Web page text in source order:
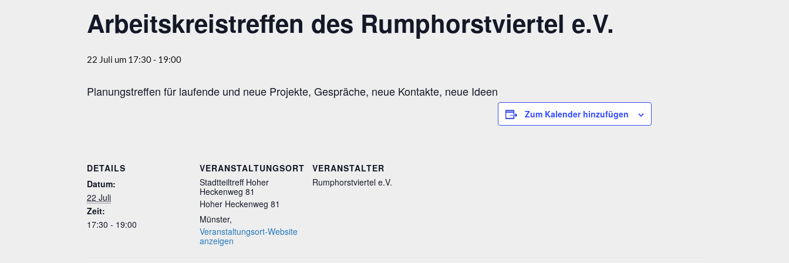
Arbeitskreistreffen des Rumphorstviertel e.V.
22 Juli um 17:30- 19:00
Planungstreffen für laufende und neue Projekte, Gespräche, neue Kontakte, neue Ideen
Zum Kalender hinzufügen
DETAILS
Datum:
22 Juli
Zeit:
17:30 - 19:00
VERANSTALTUNGSORT
Stadtteiltreff Hoher
Heckenweg 81
Hoher Heckenweg 81
Münster,
Veranstaltungsort-Website
anzeigen
VERANSTALTER
Rumphorstviertel e.V.